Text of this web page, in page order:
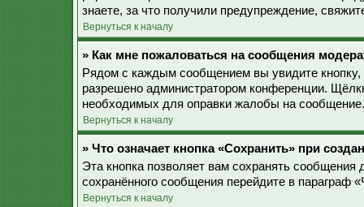
знаете, за что получили предупреждение,
Вернуться к началу
» Как мне пожаловаться на сообщения
Рядом с каждым сообщением вы увидите
разрешено администратором конференции.
необходимых для оправки жалобы на сообщение.
Вернуться к началу
» Что означает кнопка «Сохранить» при
Эта кнопка позволяет вам сохранять сообщения
сохранённого сообщения перейдите в параграф
Вернуться к началу